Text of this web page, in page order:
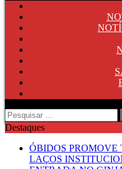
Pesquisar
por:
Destaques
ÓBIDOS PROMOVE
LAÇOS